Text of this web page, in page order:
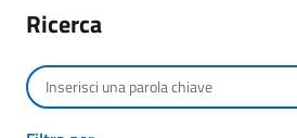
Ricerca
Cerca per testo